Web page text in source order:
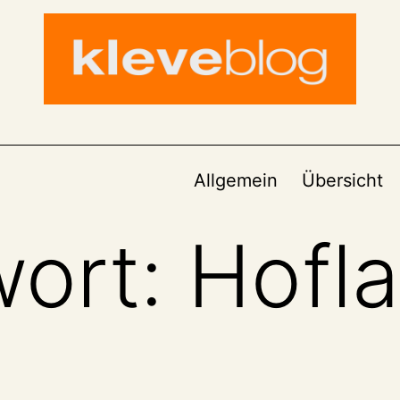
Allgemein Übersicht